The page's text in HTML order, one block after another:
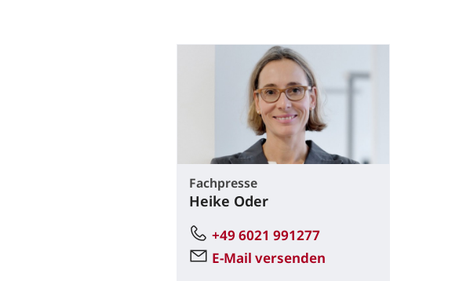
Fachpresse
Heike Oder
+49 6021 991277
E-Mail versenden